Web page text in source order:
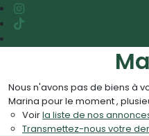
Nous n'avons pas de biens à
Marina pour le moment ,
Voirla liste de nos
Transmettez-nous votre